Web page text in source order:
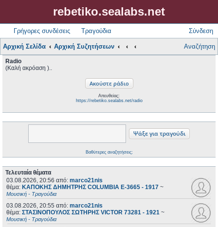
rebetiko.sealabs.net
Γρήγορες συνδέσεις Τραγούδια Σύνδεση
Αρχική Σελίδα Αρχική Συζητήσεων Αναζήτηση
Radio
(Καλή ακρόαση )..
Απευθείας:
https://rebetiko.sealabs.net/radio
Βαθύτερες αναζητήσεις;
Τελευταία θέματα
03.08.2026, 20:56 από: marco21nis
θέμα: ΚΑΠΟΚΗΣ ΔΗΜΗΤΡΗΣ COLUMBIA E-3665 - 1917 ~
Μουσική - Τραγούδια
03.08.2026, 20:55 από: marco21nis
θέμα: ΣΤΑΣΙΝΟΠΟΥΛΟΣ ΣΩΤΗΡΗΣ VICTOR 73281 - 1921 ~
Μουσική - Τραγούδια